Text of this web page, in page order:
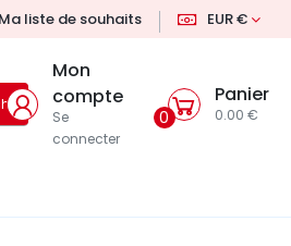
Ma liste de souhaits EUR €
Mon
compte
Se
connecter
0
Panier
0.00 €